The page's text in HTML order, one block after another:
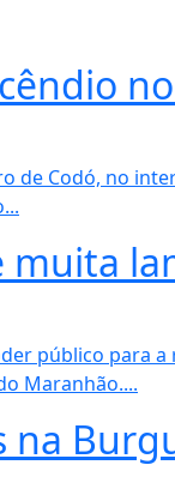
de Codó, no
público para a
Maranhão....
na